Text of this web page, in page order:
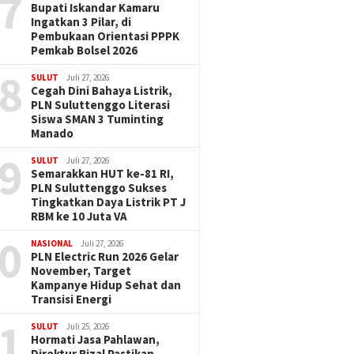
Bupati Iskandar Kamaru
Ingatkan 3 Pilar, di
Pembukaan Orientasi PPPK
Pemkab Bolsel 2026
SULUT Juli 27, 2026
Cegah Dini Bahaya Listrik,
PLN Suluttenggo Literasi
Siswa SMAN 3 Tuminting
Manado
SULUT Juli 27, 2026
Semarakkan HUT ke-81 RI,
PLN Suluttenggo Sukses
Tingkatkan Daya Listrik PT J
RBM ke 10 Juta VA
NASIONAL Juli 27, 2026
PLN Electric Run 2026 Gelar
November, Target
Kampanye Hidup Sehat dan
Transisi Energi
SULUT Juli 25, 2026
Hormati Jasa Pahlawan,